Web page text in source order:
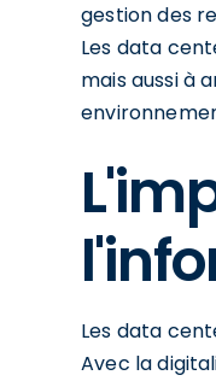
gestion des
Les data
mais aussi à
Les data
Avec la